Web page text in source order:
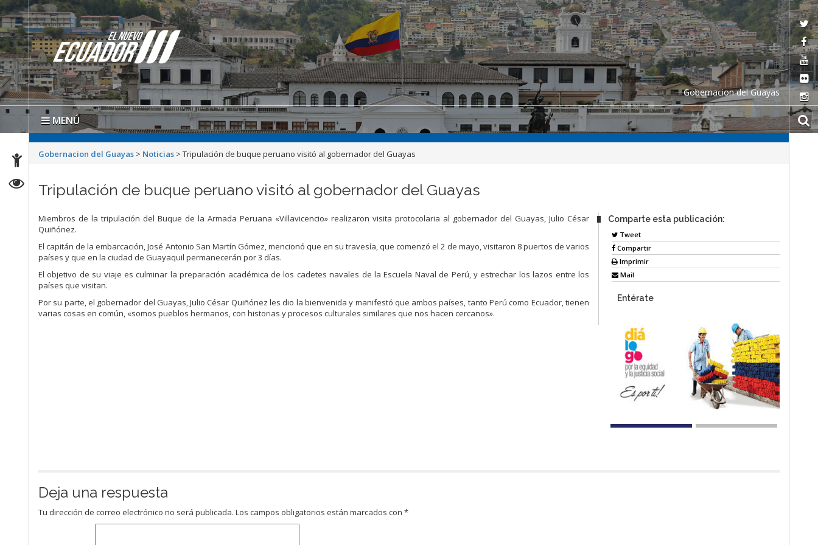
Gobernacion del Guayas
MENÚ
Gobernacion del Guayas > Noticias >Tripulación de buque peruano visitó al gobernador del Guayas
Tripulación de buque peruano visitó al gobernador del Guayas
Miembros de la tripulación del Buque de la Armada Peruana «Villavicencio» realizaron visita protocolaria al gobernador del Guayas, Julio César
Quiñónez.
El capitán de la embarcación, José Antonio San Martín Gómez, mencionó que en su travesía, que comenzó el 2 de mayo, visitaron 8 puertos de varios
países y que en la ciudad de Guayaquil permanecerán por 3 días.
El objetivo de su viaje es culminar la preparación académica de los cadetes navales de la Escuela Naval de Perú, y estrechar los lazos entre los
países que visitan.
Por su parte, el gobernador del Guayas, Julio César Quiñónez les dio la bienvenida y manifestó que ambos países, tanto Perú como Ecuador, tienen
varias cosas en común, «somos pueblos hermanos, con historias y procesos culturales similares que nos hacen cercanos».
Comparte esta publicación:
Tweet
Compartir
Imprimir
Mail
Entérate
Deja una respuesta
Tu dirección de correo electrónico no será publicada. Los campos obligatorios están marcados con*